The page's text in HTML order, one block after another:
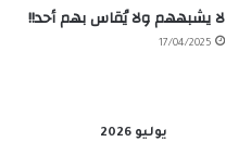
لا يشبههم ولا يُقاس بهم أحد!!
17/04/2025
يوليو 2026